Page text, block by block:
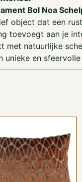
Bol Noa
object dat een
toevoegt aan je
met natuurlijke
unieke en